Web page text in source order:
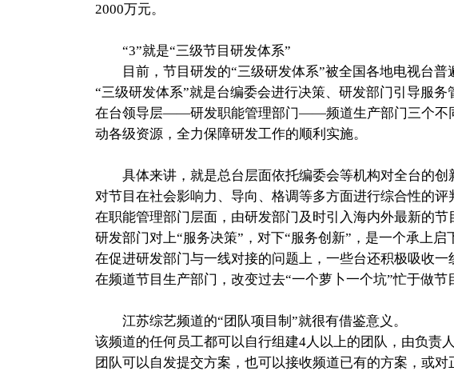
2000万元。
“3”就是“三级节目研发体系”
目前，节目研发的“三级研发体系”被全国各地电视台普
“三级研发体系”就是台编委会进行决策、研发部门引导服务
在台领导层——研发职能管理部门——频道生产部门三个不
动各级资源，全力保障研发工作的顺利实施。
具体来讲，就是总台层面依托编委会等机构对全台的创
对节目在社会影响力、导向、格调等多方面进行综合性的评
在职能管理部门层面，由研发部门及时引入海内外最新的节
研发部门对上“服务决策”，对下“服务创新”，是一个承上启
在促进研发部门与一线对接的问题上，一些台还积极吸收
在频道节目生产部门，改变过去“一个萝卜一个坑”忙于做节
江苏综艺频道的“团队项目制”就很有借鉴意义。
该频道的任何员工都可以自行组建4人以上的团队，由负责
团队可以自发提交方案，也可以接收频道已有的方案，或对